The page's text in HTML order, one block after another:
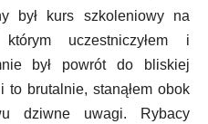
był kurs szkoleniowy na
uczestniczyłem i
był powrót do bliskiej
brutalnie, stanąłem obok
dziwne uwagi. Rybacy